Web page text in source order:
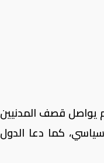
يواصل قصف المدنيين
كما دعا الدول